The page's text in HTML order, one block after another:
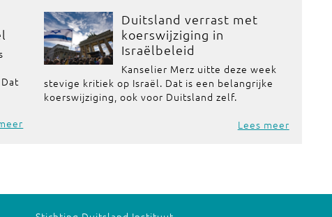
Duitsland verrast met
koerswijziging in
Israëlbeleid
Kanselier Merz uitte deze week
stevige kritiek op Israël. Dat is een belangrijke
koerswijziging, ook voor Duitsland zelf.
Lees meer